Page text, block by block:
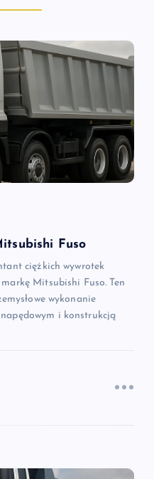
Fuso
ciężkich wywrotek
Mitsubishi Fuso. Ten
wykonanie
i konstrukcją